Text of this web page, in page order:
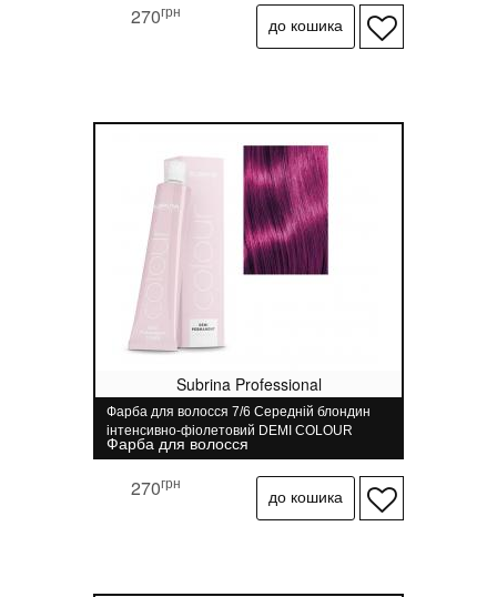
270грн
Subrina Professional
Фарба для волосся 7/6 Середній блондин
інтенсивно-фіолетовий DEMI COLOUR
Subrina Professional 60 мл
Фарба для волосся
270грн